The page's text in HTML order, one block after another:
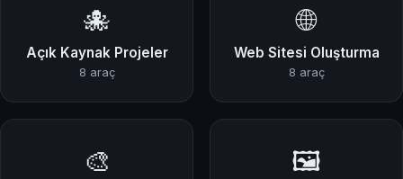
🐙
Açık Kaynak Projeler
8 araç
🌐
Web Sitesi Oluşturma
8 araç
🎨 🖼️